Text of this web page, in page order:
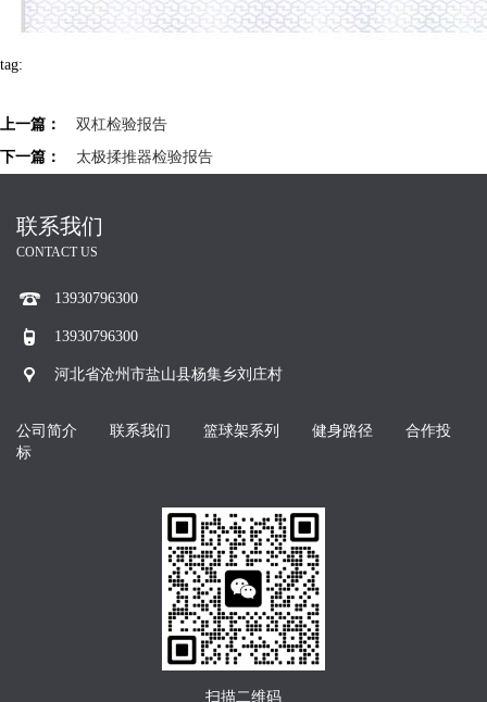
tag:
上一篇：
双杠检验报告
下一篇：
太极揉推器检验报告
联系我们
CONTACT US
13930796300
13930796300
河北省沧州市盐山县杨集乡刘庄村
公司简介 联系我们 篮球架系列 健身路径
合作投
标
扫描二维码